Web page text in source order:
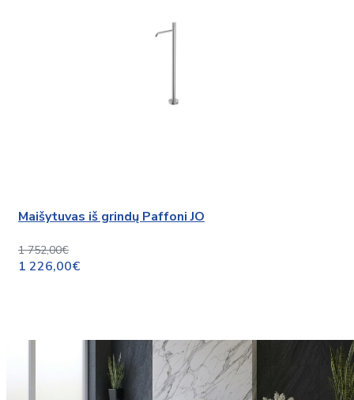
Maišytuvas iš grindų Paffoni JO
1 752,00€
1 226,00€